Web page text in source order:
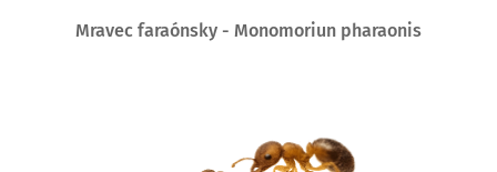
Mravec faraónsky - Monomoriun pharaonis